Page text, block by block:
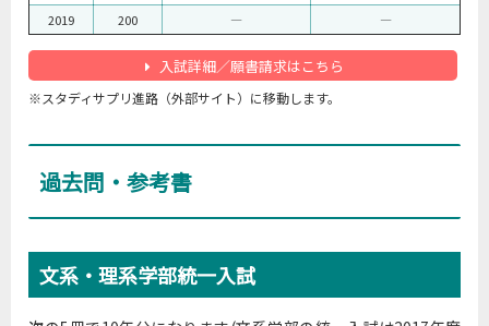
2019
200 ― ―
入試詳細／願書請求はこちら
※スタディサプリ進路（外部サイト）に移動します。
過去問・参考書
文系・理系学部統一入試